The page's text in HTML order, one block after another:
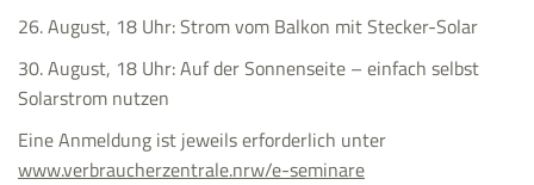
26. August, 18 Uhr: Strom vom Balkon mit Stecker-Solar
30. August, 18 Uhr: Auf der Sonnenseite – einfach selbst
Solarstrom nutzen
Eine Anmeldung ist jeweils erforderlich unter
www.verbraucherzentrale.nrw/e-seminare